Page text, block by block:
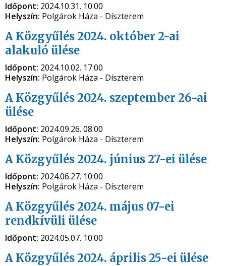
Időpont: 2024.10.31. 10:00
Helyszín: Polgárok Háza - Díszterem
A Közgyűlés 2024. október 2-ai
alakuló ülése
Időpont: 2024.10.02. 17:00
Helyszín: Polgárok Háza - Díszterem
A Közgyűlés 2024. szeptember 26-ai
ülése
Időpont: 2024.09.26. 08:00
Helyszín: Polgárok Háza - Díszterem
A Közgyűlés 2024. június 27-ei ülése
Időpont: 2024.06.27. 10:00
Helyszín: Polgárok Háza - Díszterem
A Közgyűlés 2024. május 07-ei
rendkívüli ülése
Időpont: 2024.05.07. 10:00
A Közgyűlés 2024. április 25-ei ülése